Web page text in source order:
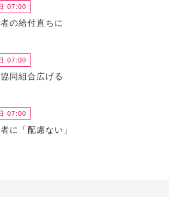
07:00
の給付直ちに
07:00
同組合広げる
07:00
に「配慮ない」